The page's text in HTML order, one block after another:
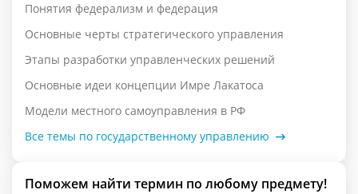
Понятия федерализм и федерация
Основные черты стратегического управления
Этапы разработки управленческих решений
Основные идеи концепции Имре Лакатоса
Модели местного самоуправления в РФ
Все темы по государственному управлению
Поможем найти термин по любому предмету!